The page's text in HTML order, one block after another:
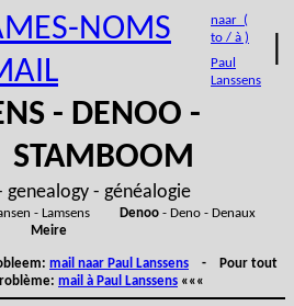
NOMS
naar (
to / à )
Paul
Lanssens
- DENOO -
STAMBOOM
genealogy - généalogie
- Lamsens Denoo- Deno - Denaux
Meire
mail naar Paul Lanssens - Pour tout
mail à Paul Lanssens «««